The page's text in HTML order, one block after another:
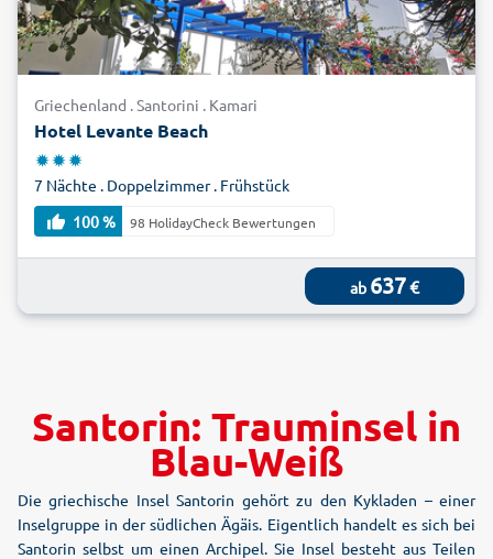
Griechenland . Santorini . Kamari
Hotel Levante Beach
7 Nächte . Doppelzimmer . Frühstück
100 %
98 HolidayCheck Bewertungen
ab 637€
Santorin: Trauminsel in
Blau-Weiß
Die griechische Insel Santorin gehört zu den Kykladen – einer
Inselgruppe in der südlichen Ägäis. Eigentlich handelt es sich bei
Santorin selbst um einen Archipel. Sie Insel besteht aus Teilen